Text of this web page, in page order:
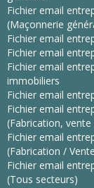
Fichier email
(Maçonnerie
Fichier email
Fichier email
Fichier email
immobiliers
Fichier email
Fichier email
(Fabrication,
Fichier email
(Fabrication /
Fichier email
(Tous secteurs)